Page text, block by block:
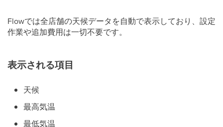
Flowでは全店舗の天候データを自動で表示しており、設定
作業や追加費用は一切不要です。
表示される項目
天候
最高気温
最低気温